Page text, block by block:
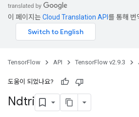
이 페이지는Cloud Translation API 를 통해 번
TensorFlow API TensorFlow v2.9.3
도움이 되었나요?
Ndtri